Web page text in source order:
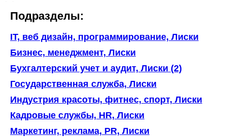
Подразделы:
IT, веб дизайн, программирование, Лиски
Бизнес, менеджмент, Лиски
Бухгалтерский учет и аудит, Лиски (2)
Государственная служба, Лиски
Индустрия красоты, фитнес, спорт, Лиски
Кадровые службы, HR, Лиски
Маркетинг, реклама, PR, Лиски